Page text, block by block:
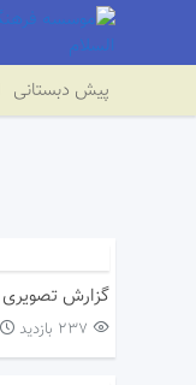
پیش دبستانی
237 بازدید